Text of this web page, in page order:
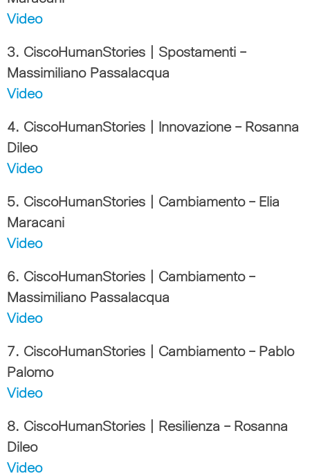
Video
3. CiscoHumanStories | Spostamenti –
Massimiliano Passalacqua
Video
4. CiscoHumanStories | Innovazione – Rosanna
Dileo
Video
5. CiscoHumanStories | Cambiamento – Elia
Maracani
Video
6. CiscoHumanStories | Cambiamento –
Massimiliano Passalacqua
Video
7. CiscoHumanStories | Cambiamento – Pablo
Palomo
Video
8. CiscoHumanStories | Resilienza – Rosanna
Dileo
Video